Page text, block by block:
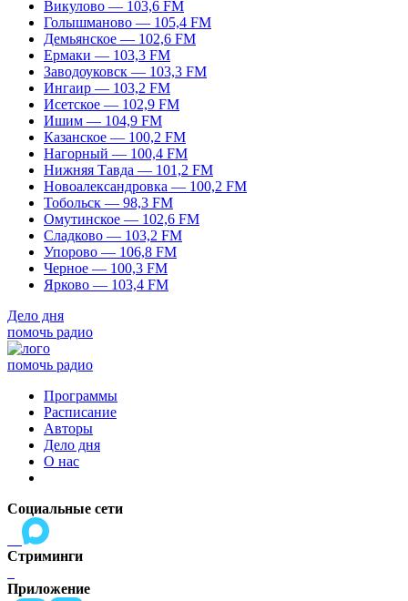
Викулово — 103,6 FM
Голышманово — 105,4 FM
Демьянское — 102,6 FM
Ермаки — 103,3 FM
Заводоуковск — 103,3 FM
Ингаир — 103,2 FM
Исетское — 102,9 FM
Ишим — 104,9 FM
Казанское — 100,2 FM
Нагорный — 100,4 FM
Нижняя Тавда — 101,2 FM
Новоалександровка — 100,2 FM
Тобольск — 98,3 FM
Омутинское — 102,6 FM
Сладково — 103,2 FM
Упорово — 106,8 FM
Черное — 100,3 FM
Ярково — 103,4 FM
Дело дня
помочь радио
помочь радио
Программы
Расписание
Авторы
Дело дня
О нас
Социальные сети
Стриминги
Приложение